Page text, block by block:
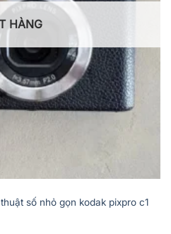
HÀNG
số nhỏ gọn kodak pixpro c1